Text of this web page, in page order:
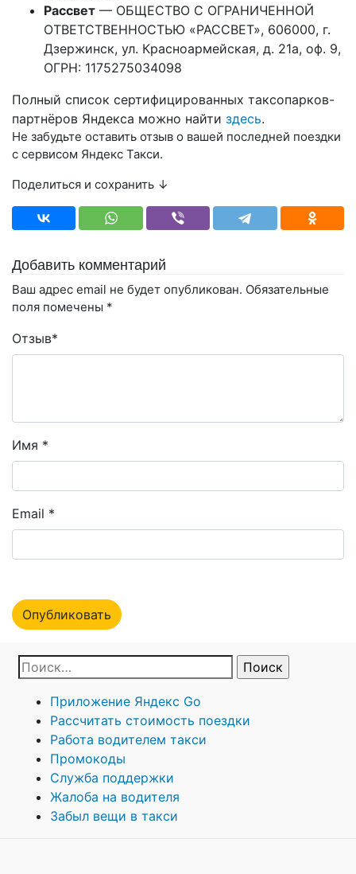
Рассвет — ОБЩЕСТВО С ОГРАНИЧЕННОЙ
ОТВЕТСТВЕННОСТЬЮ «РАССВЕТ», 606000, г.
Дзержинск, ул. Красноармейская, д. 21а, оф. 9,
ОГРН: 1175275034098
Полный список сертифицированных таксопарков-
партнёров Яндекса можно найти здесь.
Не забудьте оставить отзыв о вашей последней поездки
с сервисом Яндекс Такси.
Поделиться и сохранить ↓
Добавить комментарий
Ваш адрес email не будет опубликован. Обязательные
поля помечены *
Отзыв*
Имя *
Email *
Приложение Яндекс Go
Рассчитать стоимость поездки
Работа водителем такси
Промокоды
Служба поддержки
Жалоба на водителя
Забыл вещи в такси